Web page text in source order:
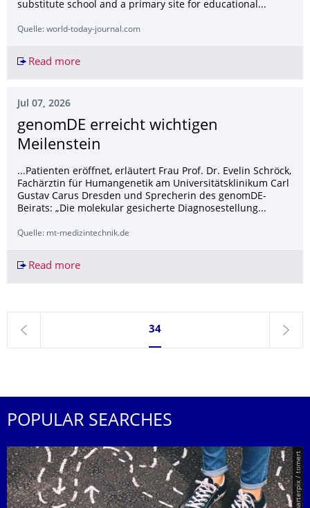
substitute school and a primary site for educational...
Quelle: world-today-journal.com
Read moreDresden University School: A Milestone in
Jul 07, 2026
genomDE erreicht wichtigen
Meilenstein
...Patienten eröffnet, erläutert Frau Prof. Dr. Evelin Schröck,
Fachärztin für Humangenetik am Universitätsklinikum Carl
Gustav Carus Dresden und Sprecherin des genomDE-
Beirats: „Die molekular gesicherte Diagnosestellung...
Quelle: mt-medizintechnik.de
Read moregenomDE erreicht wichtigen Meilenstein
previous
Currently on page 34
34
next
POPULAR SEARCHES
© Smarterpix / tomert